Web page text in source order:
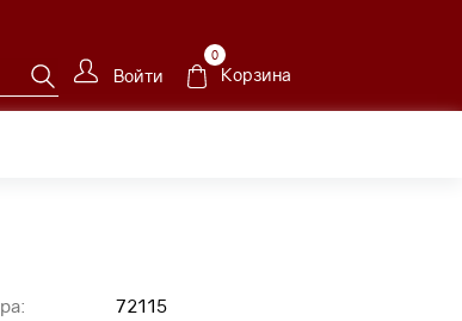
Войти
0
Корзина
72115